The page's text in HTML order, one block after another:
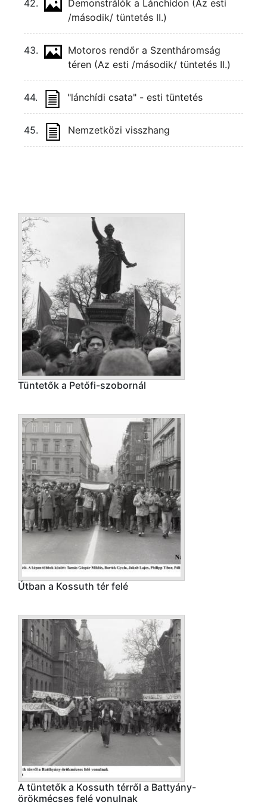
42.
Demonstrálók a Lánchídon (Az esti
/második/ tüntetés II.)
43.
Motoros rendőr a Szentháromság
téren (Az esti /második/ tüntetés II.)
44. "lánchídi csata" - esti tüntetés
45. Nemzetközi visszhang
Tüntetők a Petőfi-szobornál
Útban a Kossuth tér felé
A tüntetők a Kossuth térről a Battyány-
örökmécses felé vonulnak